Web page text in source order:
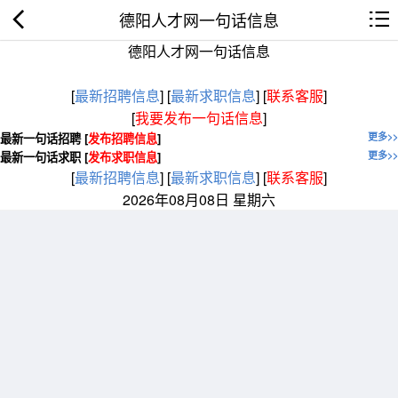
德阳人才网一句话信息
德阳人才网一句话信息
[最新招聘信息] [最新求职信息] [联系客服]
[我要发布一句话信息]
更多>>
最新一句话招聘 [发布招聘信息]
更多>>
最新一句话求职 [发布求职信息]
[最新招聘信息] [最新求职信息] [联系客服]
2026年08月08日 星期六